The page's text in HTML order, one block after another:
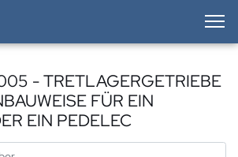
- TRETLAGERGETRIEBE
FÜR EIN
EIN PEDELEC